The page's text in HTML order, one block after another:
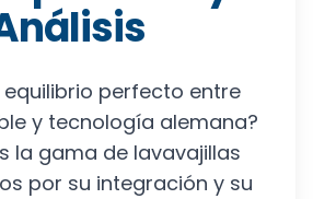
equilibrio perfecto entre
y tecnología alemana?
la gama de lavavajillas
por su integración y su